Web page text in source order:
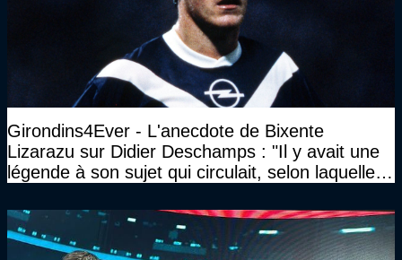
Girondins4Ever - L'anecdote de Bixente
Lizarazu sur Didier Deschamps : "Il y avait une
légende à son sujet qui circulait, selon laquelle il